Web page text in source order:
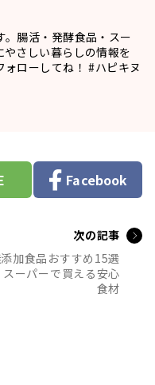
。腸活・発酵食品・スー
さしい暮らしの情報を
ローしてね！ #ハピキヌ
Facebook
次の記事
加食品おすすめ15選
スーパーで買える安心
食材